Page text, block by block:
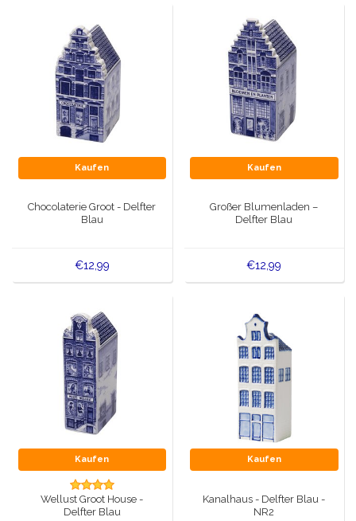
Kaufen
Chocolaterie Groot - Delfter
Blau
€12,99
Kaufen
Großer Blumenladen –
Delfter Blau
€12,99
Kaufen
Wellust Groot House -
Delfter Blau
Kaufen
Kanalhaus - Delfter Blau -
NR2